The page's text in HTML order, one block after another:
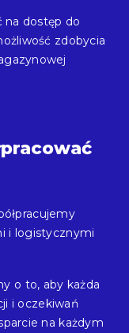
na dostęp do
zdobycia
i logistycznymi
o to, aby każda
i oczekiwań
na każdym